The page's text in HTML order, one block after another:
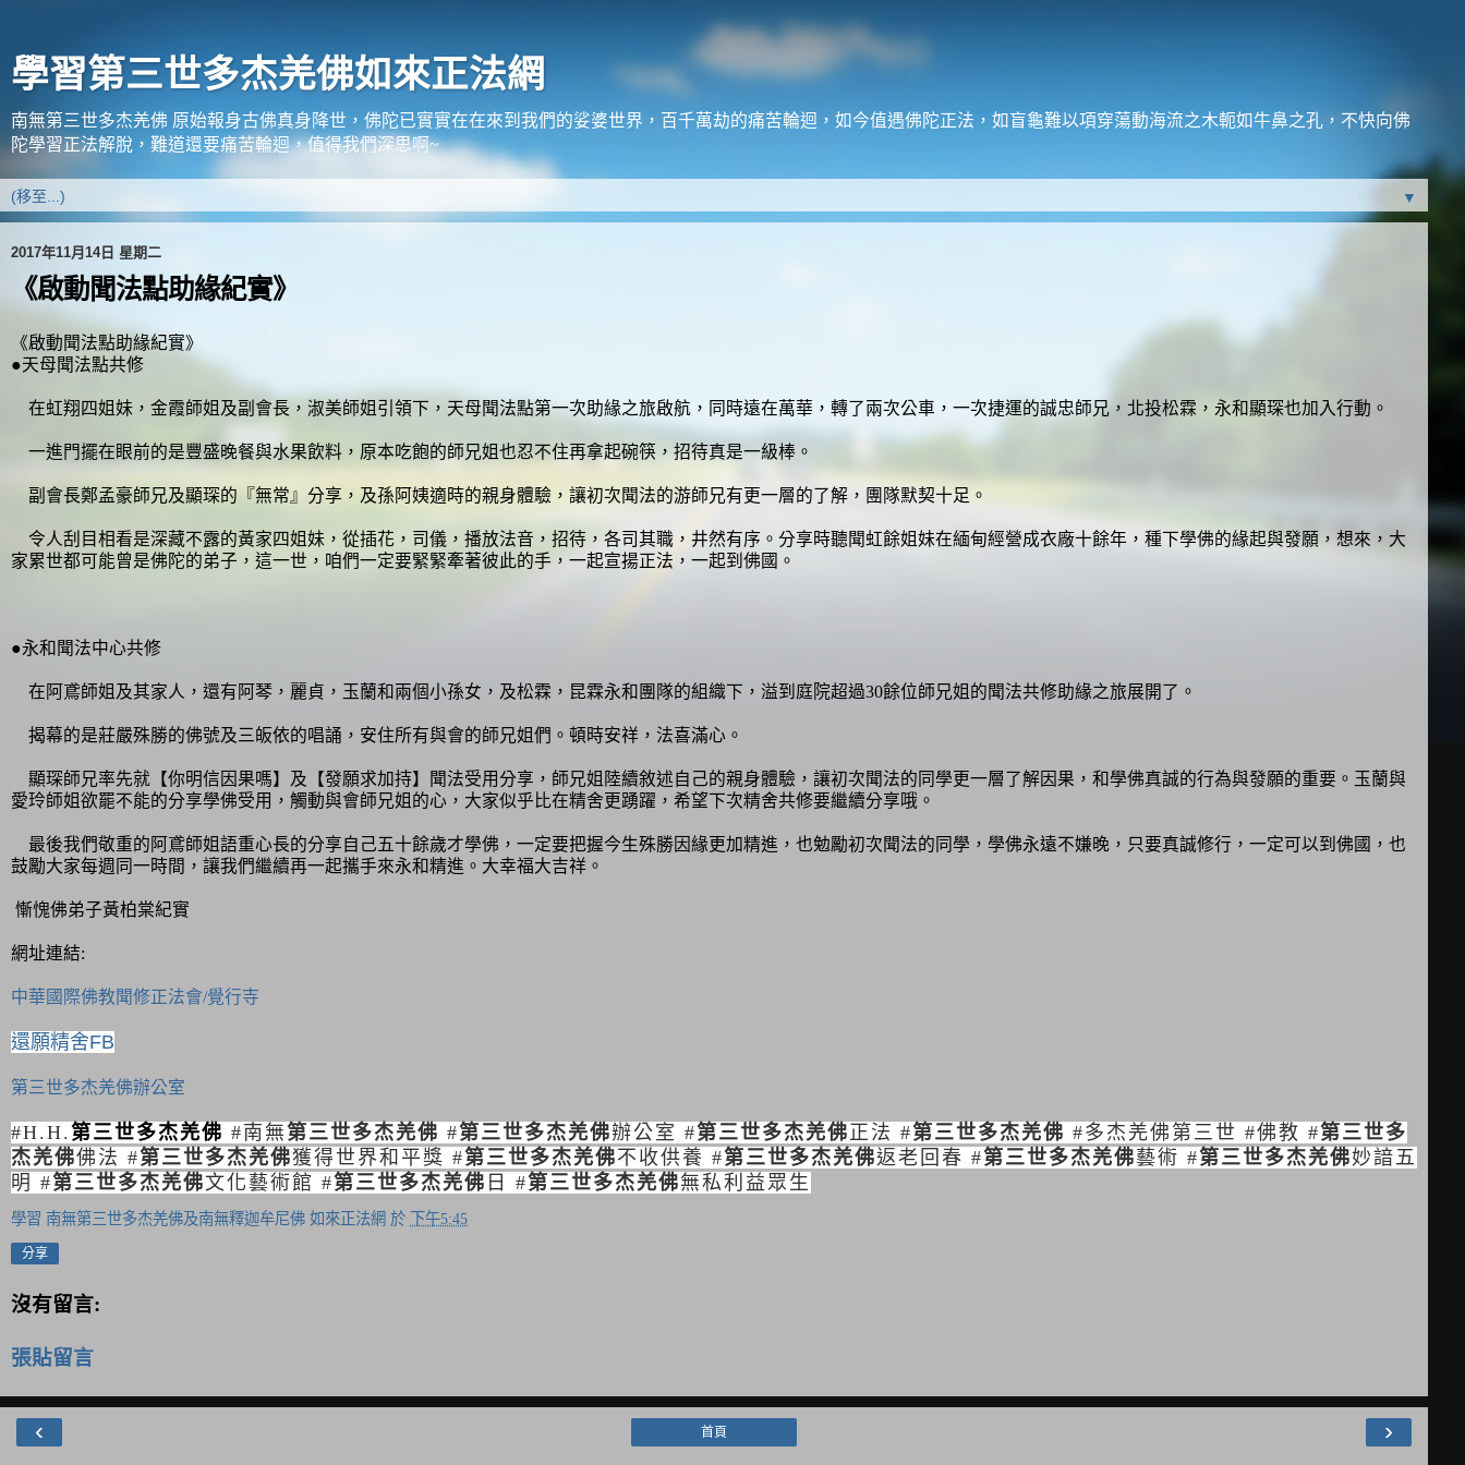
學習第三世多杰羌佛如來正法網
南無第三世多杰羌佛 原始報身古佛真身降世，佛陀已實實在在來到我們的娑婆世界，百千萬劫的痛苦輪迴，如今值遇佛陀正法，如盲龜難以項穿蕩動海流之木軛如牛鼻之孔，不快向佛
陀學習正法解脫，難道還要痛苦輪迴，值得我們深思啊~
▼
2017年11月14日 星期二
《啟動聞法點助緣紀實》
《啟動聞法點助緣紀實》
●天母聞法點共修
在虹翔四姐妹，金霞師姐及副會長，淑美師姐引領下，天母聞法點第一次助緣之旅啟航，同時遠在萬華，轉了兩次公車，一次捷運的誠忠師兄，北投松霖，永和顯琛也加入行動。
一進門擺在眼前的是豐盛晚餐與水果飲料，原本吃飽的師兄姐也忍不住再拿起碗筷，招待真是一級棒。
副會長鄭孟豪師兄及顯琛的『無常』分享，及孫阿姨適時的親身體驗，讓初次聞法的游師兄有更一層的了解，團隊默契十足。
令人刮目相看是深藏不露的黃家四姐妹，從插花，司儀，播放法音，招待，各司其職，井然有序。分享時聽聞虹餘姐妹在緬甸經營成衣廠十餘年，種下學佛的緣起與發願，想來，大
家累世都可能曾是佛陀的弟子，這一世，咱們一定要緊緊牽著彼此的手，一起宣揚正法，一起到佛國。
●永和聞法中心共修
在阿鳶師姐及其家人，還有阿琴，麗貞，玉蘭和兩個小孫女，及松霖，昆霖永和團隊的組織下，溢到庭院超過30餘位師兄姐的聞法共修助緣之旅展開了。
揭幕的是莊嚴殊勝的佛號及三皈依的唱誦，安住所有與會的師兄姐們。頓時安祥，法喜滿心。
顯琛師兄率先就【你明信因果嗎】及【發願求加持】聞法受用分享，師兄姐陸續敘述自己的親身體驗，讓初次聞法的同學更一層了解因果，和學佛真誠的行為與發願的重要。玉蘭與
愛玲師姐欲罷不能的分享學佛受用，觸動與會師兄姐的心，大家似乎比在精舍更踴躍，希望下次精舍共修要繼續分享哦。
最後我們敬重的阿鳶師姐語重心長的分享自己五十餘歲才學佛，一定要把握今生殊勝因緣更加精進，也勉勵初次聞法的同學，學佛永遠不嫌晚，只要真誠修行，一定可以到佛國，也
鼓勵大家每週同一時間，讓我們繼續再一起攜手來永和精進。大幸福大吉祥。
慚愧佛弟子黃柏棠紀實
網址連結:
中華國際佛教聞修正法會/覺行寺
還願精舍FB
第三世多杰羌佛辦公室
#H.H.第三世多杰羌佛 #南無第三世多杰羌佛 #第三世多杰羌佛辦公室 #第三世多杰羌佛正法 #第三世多杰羌佛 #多杰羌佛第三世 #佛教 #第三世多
杰羌佛佛法 #第三世多杰羌佛獲得世界和平獎 #第三世多杰羌佛不收供養 #第三世多杰羌佛返老回春 #第三世多杰羌佛藝術 #第三世多杰羌佛妙諳五
明 #第三世多杰羌佛文化藝術館 #第三世多杰羌佛 日 #第三世多杰羌佛無私利益眾生
學習 南無第三世多杰羌佛及南無釋迦牟尼佛 如來正法網 於 下午5:45
分享
沒有留言:
張貼留言
‹ ›
首頁